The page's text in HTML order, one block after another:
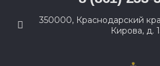
350000, Краснодарский
Кирова, д.